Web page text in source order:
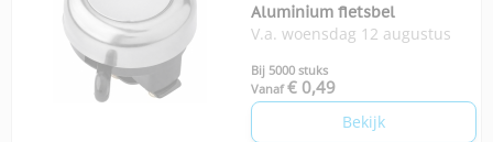
Aluminium fietsbel
V.a. woensdag 12 augustus
Bij 5000 stuks
Vanaf € 0,49
Bekijk